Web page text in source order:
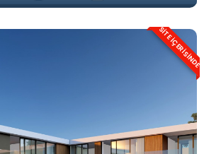
SITE İÇERISINDE